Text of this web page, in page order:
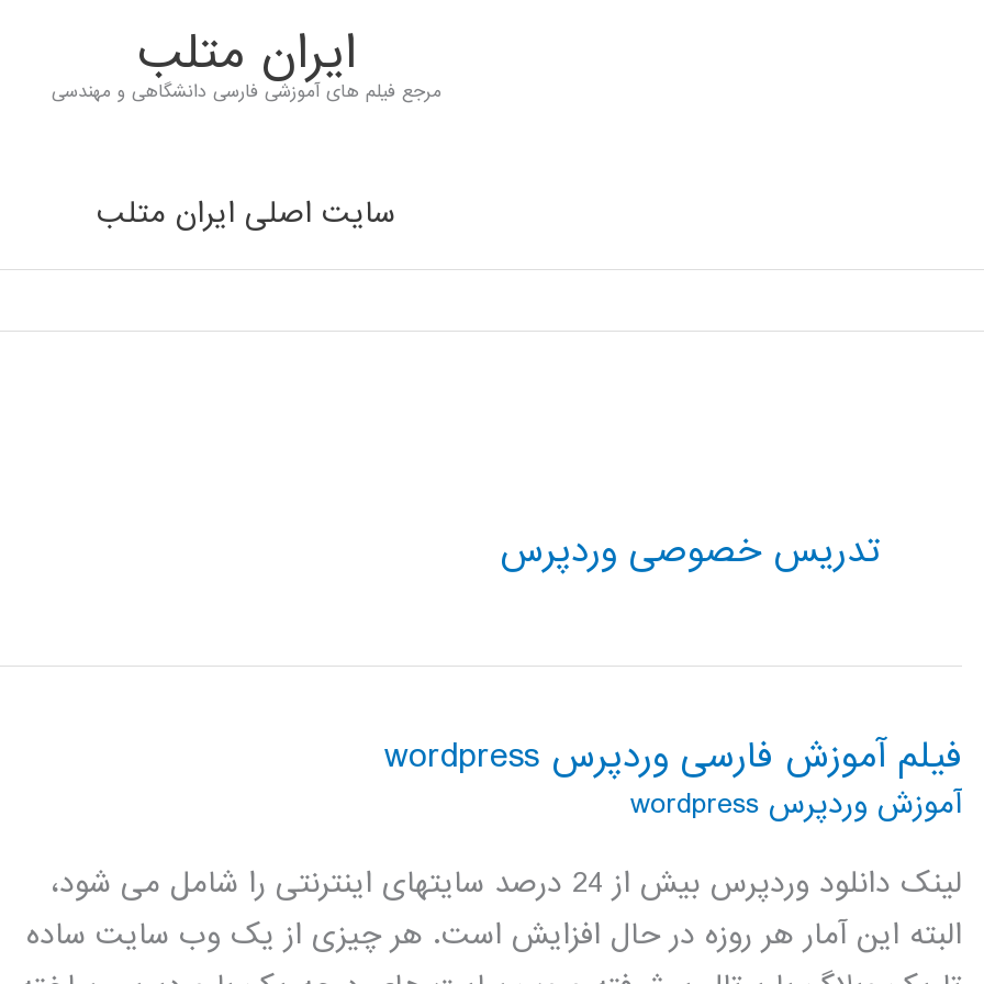
ايران متلب
مرجع فیلم های آموزشی فارسی دانشگاهی و مهندسی
سایت اصلی ایران متلب
تدریس خصوصی وردپرس
فیلم آموزش فارسی وردپرس wordpress
آموزش وردپرس wordpress
لینک دانلود وردپرس بیش از 24 درصد سایتهای اینترنتی را شامل می شود،
البته این آمار هر روزه در حال افزایش است. هر چیزی از یک وب سایت ساده